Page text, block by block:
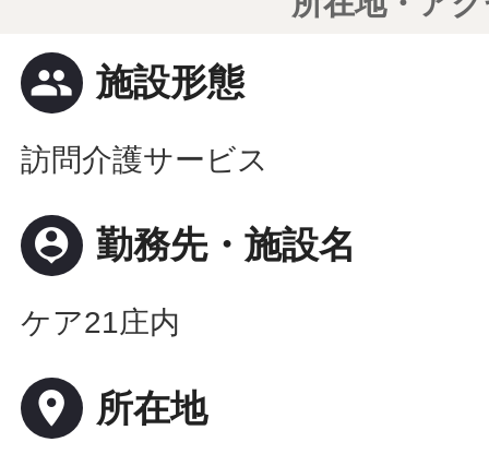
people 施設形態
訪問介護サービス
person_pin 勤務先・施設名
ケア21庄内
place 所在地